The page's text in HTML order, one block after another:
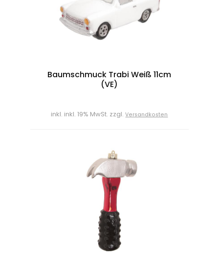
Baumschmuck Trabi Weiß 11cm
(VE)
inkl. inkl. 19% MwSt. zzgl.Versandkosten